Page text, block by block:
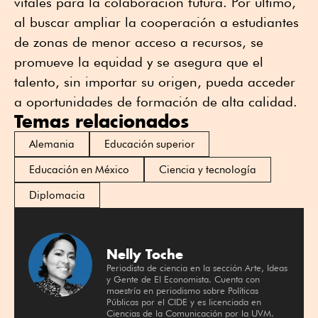
al buscar ampliar la cooperación a estudiantes
de zonas de menor acceso a recursos, se
promueve la equidad y se asegura que el
talento, sin importar su origen, pueda acceder
a oportunidades de formación de alta calidad.
Temas relacionados
Alemania
Educación superior
Educación en México
Ciencia y tecnología
Diplomacia
Nelly Toche
Periodista de ciencia en la sección Arte, Ideas
y Gente de El Economista. Cuenta con
maestría en periodismo sobre Políticas
Públicas por el CIDE y es licenciada en
Ciencias de la Comunicación por la UVM.